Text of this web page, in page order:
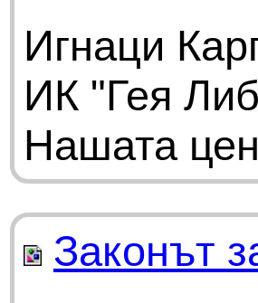
Игнаци
ИК "Гея
Нашата
Законът